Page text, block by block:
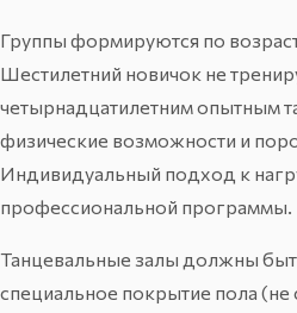
Группы формируются по
Шестилетний новичок не
четырнадцатилетним опытным
физические возможности и
Индивидуальный подход к
профессиональной программы.
Танцевальные залы должны
специальное покрытие пола (не